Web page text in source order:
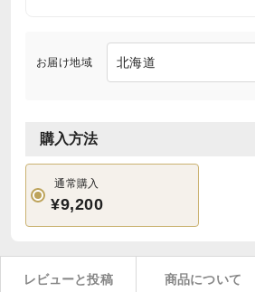
お届け地域
購入方法
通常購入
¥9,200
レビューと投稿 商品について